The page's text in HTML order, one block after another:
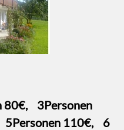
80€, 3Personen
110€, 6